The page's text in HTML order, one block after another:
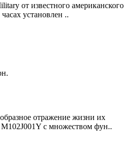
от известного американского
установлен ..
отражение жизни их
с множеством фун..